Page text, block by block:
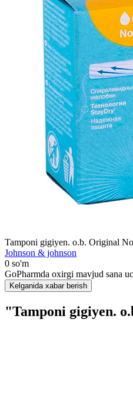
Tamponi gigiyen. o.b. Original
Johnson & johnson
0 so'm
GoPharmda oxirgi mavjud sana
Kelganida xabar berish
"Tamponi gigiyen.